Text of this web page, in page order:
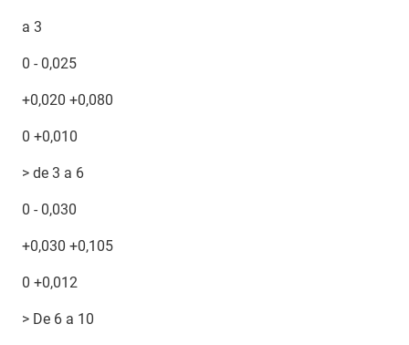
a 3
0 - 0,025
+0,020 +0,080
0 +0,010
> de 3 a 6
0 - 0,030
+0,030 +0,105
0 +0,012
> De 6 a 10